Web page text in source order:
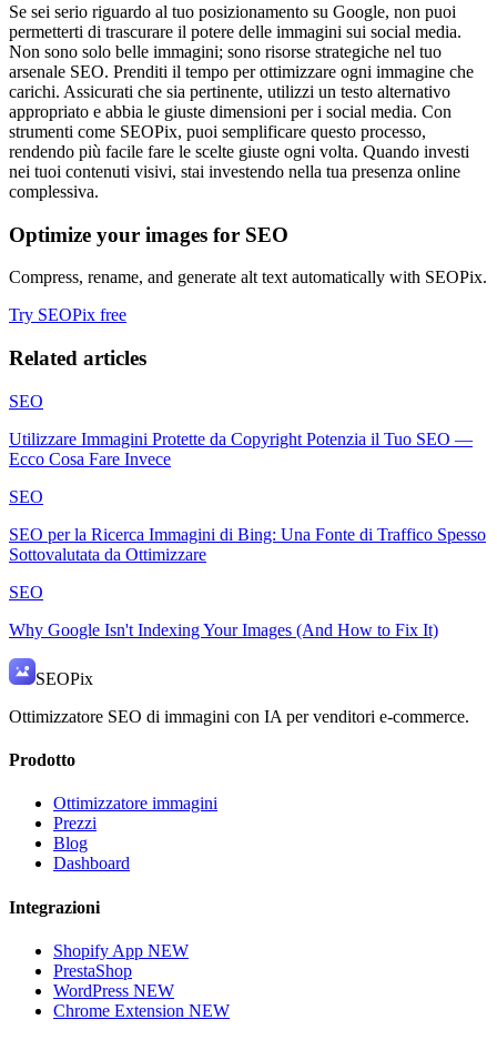
Se sei serio riguardo al tuo posizionamento su Google, non puoi
permetterti di trascurare il potere delle immagini sui social media.
Non sono solo belle immagini; sono risorse strategiche nel tuo
arsenale SEO. Prenditi il tempo per ottimizzare ogni immagine che
carichi. Assicurati che sia pertinente, utilizzi un testo alternativo
appropriato e abbia le giuste dimensioni per i social media. Con
strumenti come SEOPix, puoi semplificare questo processo,
rendendo più facile fare le scelte giuste ogni volta. Quando investi
nei tuoi contenuti visivi, stai investendo nella tua presenza online
complessiva.
Optimize your images for SEO
Compress, rename, and generate alt text automatically with SEOPix.
Try SEOPix free
Related articles
SEO
Utilizzare Immagini Protette da Copyright Potenzia il Tuo SEO —
Ecco Cosa Fare Invece
SEO
SEO per la Ricerca Immagini di Bing: Una Fonte di Traffico Spesso
Sottovalutata da Ottimizzare
SEO
Why Google Isn't Indexing Your Images (And How to Fix It)
SEOPix
Ottimizzatore SEO di immagini con IA per venditori e-commerce.
Prodotto
Ottimizzatore immagini
Prezzi
Blog
Dashboard
Integrazioni
Shopify App NEW
PrestaShop
WordPress NEW
Chrome Extension NEW